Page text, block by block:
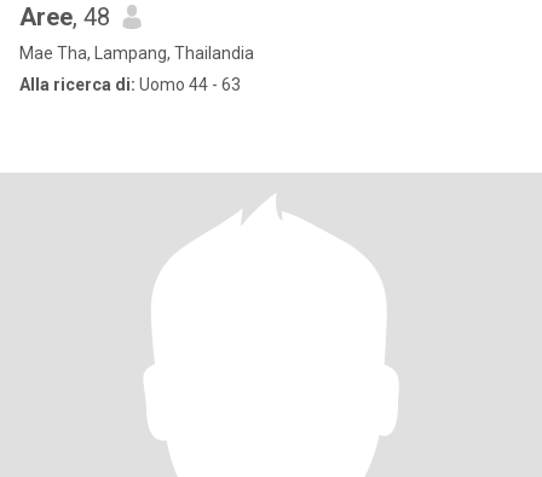
Aree, 48
Mae Tha, Lampang, Thailandia
Alla ricerca di: Uomo 44 - 63